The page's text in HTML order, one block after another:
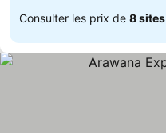
Consulter les prix de 8 sites